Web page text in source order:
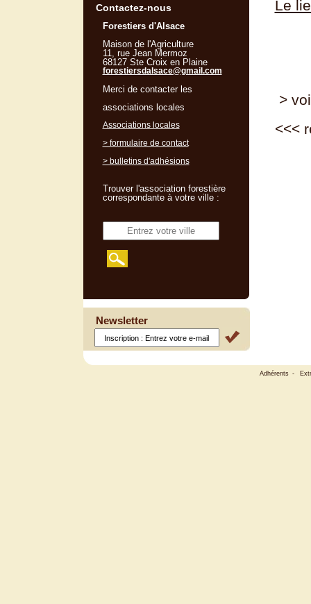
Le
>
<<<
Contactez-nous
Forestiers d'Alsace
Maison de l'Agriculture
11, rue Jean Mermoz
68127 Ste Croix en Plaine
forestiersdalsace@gmail.com
Merci de contacter les
associations locales
Associations locales
> formulaire de contact
> bulletins d'adhésions
Trouver l'association forestière
correspondante à votre ville :
Newsletter
Adhérents -